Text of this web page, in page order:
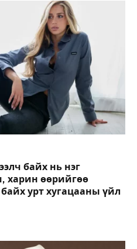
байх нь нэг
харин өөрийгөө
урт хугацааны үйл